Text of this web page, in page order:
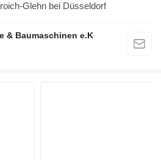
Glehn bei Düsseldorf
& Baumaschinen e.K